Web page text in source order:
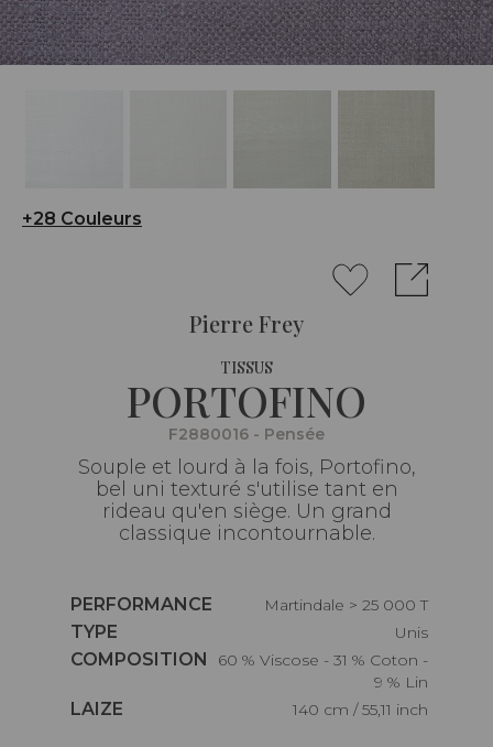
+28 Couleurs
Pierre Frey
TISSUS
PORTOFINO
F2880016 - Pensée
Souple et lourd à la fois, Portofino,
bel uni texturé s'utilise tant en
rideau qu'en siège. Un grand
classique incontournable.
Caractéristiques
PERFORMANCE
Martindale > 25 000 T
Caractéristiques
TYPE
Unis
Caractéristiques
COMPOSITION
60 % Viscose - 31 % Coton -
9 % Lin
Caractéristiques
LAIZE 140 cm / 55,11 inch